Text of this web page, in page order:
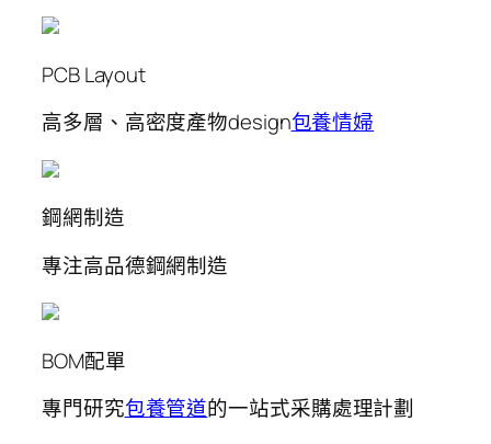
PCB Layout
高多層、高密度產物design包養情婦
鋼網制造
專注高品德鋼網制造
BOM配單
專門研究包養管道的一站式采購處理計劃